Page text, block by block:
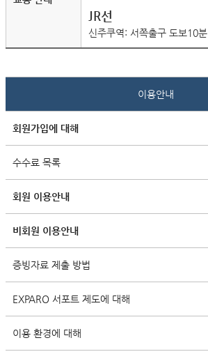
JR선
신주쿠역: 서쪽출구 도보10분
이용안내
회원가입에 대해
수수료 목록
회원 이용안내
비회원 이용안내
증빙자료 제출 방법
EXPARO 서포트 제도에 대해
이용 환경에 대해